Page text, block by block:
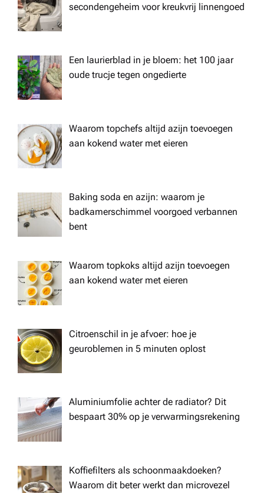
secondengeheim voor kreukvrij linnengoed
Een laurierblad in je bloem: het 100 jaar
oude trucje tegen ongedierte
Waarom topchefs altijd azijn toevoegen
aan kokend water met eieren
Baking soda en azijn: waarom je
badkamerschimmel voorgoed verbannen
bent
Waarom topkoks altijd azijn toevoegen
aan kokend water met eieren
Citroenschil in je afvoer: hoe je
geuroblemen in 5 minuten oplost
Aluminiumfolie achter de radiator? Dit
bespaart 30% op je verwarmingsrekening
Koffiefilters als schoonmaakdoeken?
Waarom dit beter werkt dan microvezel